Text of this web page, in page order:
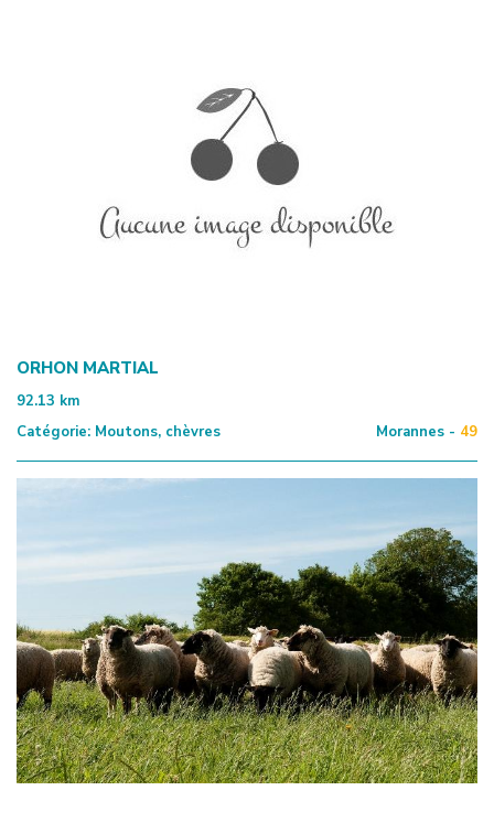
ORHON MARTIAL
92.13 km
Catégorie: Moutons, chèvres Morannes - 49